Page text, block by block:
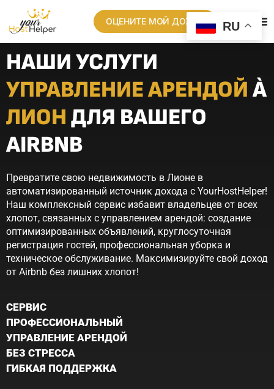
ОЦЕНИТЕ МОЙ ДОХОД
НАШИ УСЛУГИ
УПРАВЛЕНИЕ АРЕНДОЙ À
ЛИОН ДЛЯ ВАШЕГО
AIRBNB
Превратите свою недвижимость в Лионе в
автоматизированный источник дохода с YourHostHelper!
Наш комплексный сервис избавит владельцев от всех
хлопот, связанных с управлением арендой: создание
оптимизированных объявлений, круглосуточная
регистрация гостей, профессиональная уборка и
техническое обслуживание. Максимизируйте свой доход
от Airbnb без лишних хлопот!
CЕРВИС
ПРОФЕССИОНАЛЬНЫЙ
УПРАВЛЕНИЕ АРЕНДОЙ
БЕЗ СТРЕССА
ГИБКАЯ ПОДДЕРЖКА
RU